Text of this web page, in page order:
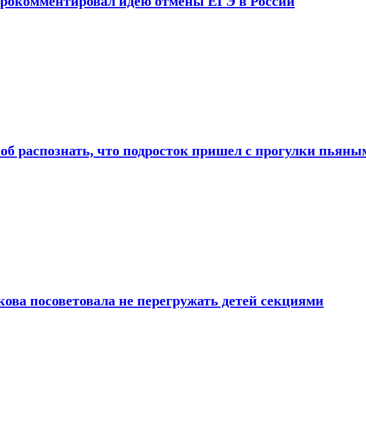
распознать, что подросток пришел с прогулки
посоветовала не перегружать детей секциями